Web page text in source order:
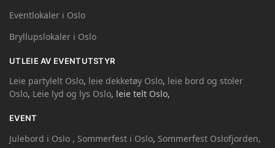
Eventlokaler i Oslo
Bryllupslokaler i Oslo
UTLEIE AV EVENTUTSTYR
Leie partylelt Oslo, leie dekketøy Oslo, leie bord og stoler
Oslo, Leie lyd og lys Oslo, leie telt Oslo,
EVENT
Julebord i Oslo , Sommerfest i Oslo, Sommerfest Oslofjorden,